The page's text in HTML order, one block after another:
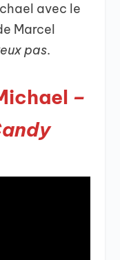
avec le
Marcel
pas.
–